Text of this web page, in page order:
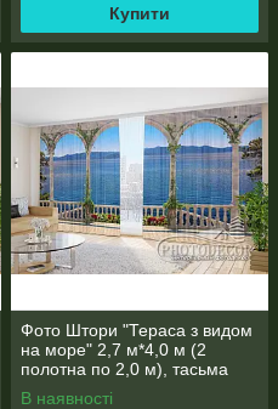
і ТЮЛЯ, ШТОРОК ДЛЯ
замірам вікна
НАДСИЛАЙТЕ РОЗМІРИ НА
20-13 або на електронну
і всі побажання. Вам
Купити
Фото Штори "Тераса з видом
на море" 2,7 м*4,0 м (2
полотна по 2,0 м), тасьма
В наявності